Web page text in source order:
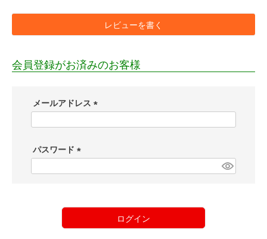
レビューを書く
会員登録がお済みのお客様
メールアドレス
)
パスワード
ログイン